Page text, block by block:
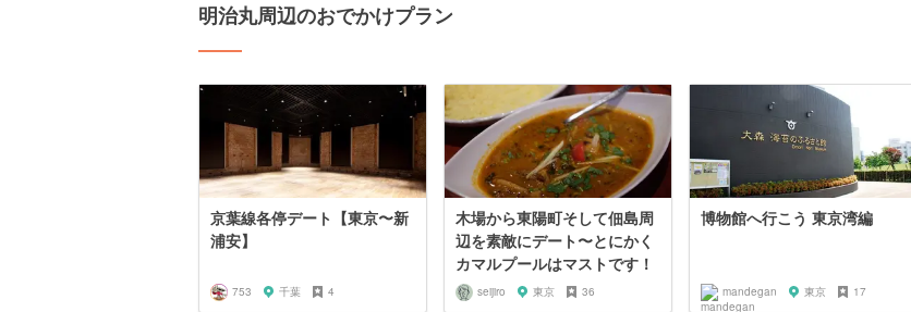
明治丸周辺のおでかけプラン
京葉線各停デート【東京〜新
浦安】
753 千葉 4
木場から東陽町そして佃島周
辺を素敵にデート〜とにかく
カマルプールはマストです！
seijiro 東京 36
博物館へ行こう 東京湾編
mandegan 東京 17